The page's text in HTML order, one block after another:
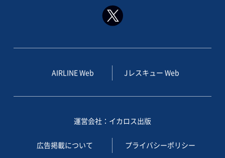
AIRLINE Web Jレスキュー Web
運営会社：イカロス出版
広告掲載について プライバシーポリシー